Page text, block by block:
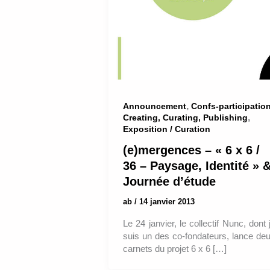
Announcement, Confs-participation
Creating, Curating, Publishing,
Exposition / Curation
(e)mergences – « 6 x 6 /
36 – Paysage, Identité »
Journée d’étude
ab / 14 janvier 2013
Le 24 janvier, le collectif Nunc, dont
suis un des co-fondateurs, lance
carnets du projet 6 x 6 […]